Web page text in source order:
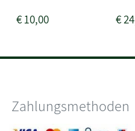
€10,00 €
Zahlungsmethoden